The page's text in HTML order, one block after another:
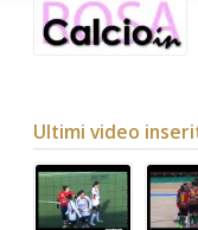
Ultimi video